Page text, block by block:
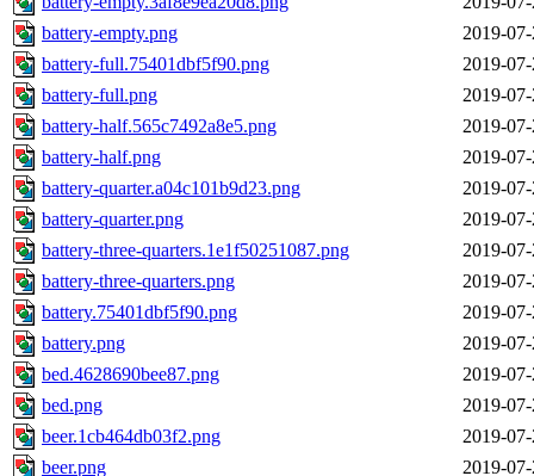
battery-empty.png
2019-
battery-full.75401dbf5f90.png
2019-
battery-full.png
2019-
battery-half.565c7492a8e5.png
2019-
battery-half.png
2019-
battery-quarter.a04c101b9d23.png
2019-
battery-quarter.png
2019-
battery-three-quarters.1e1f50251087.png
2019-
battery-three-quarters.png
2019-
battery.75401dbf5f90.png
2019-
battery.png
2019-
bed.4628690bee87.png
2019-
bed.png
2019-
beer.1cb464db03f2.png
2019-
beer.png
2019-